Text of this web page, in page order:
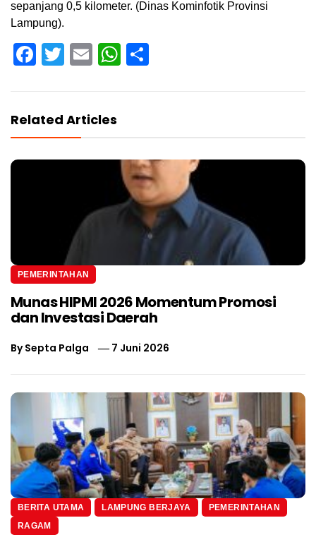
sepanjang 0,5 kilometer. (Dinas Kominfotik Provinsi
Lampung).
Facebook
Twitter
EmailWhatsApp
Related Articles
PEMERINTAHAN
Munas HIPMI 2026 Momentum Promosi
dan Investasi Daerah
BySepta Palga 7 Juni 2026
BERITA UTAMA LAMPUNG BERJAYA
PEMERINTAHAN
RAGAM